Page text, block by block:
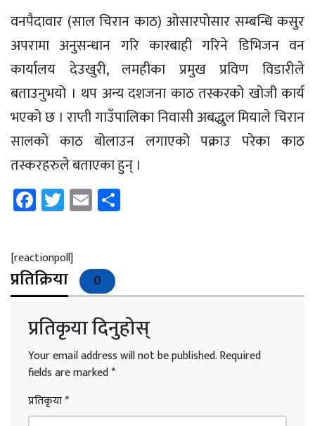
वनपैदावार (साल चिरान काठ) ओसारपोसार सम्बन्धि कसुर
अपरामा अनुसन्धान गरि कारबाही गरिने डिभिजन वन
कार्यालय देउखुरी, लमहीका प्रमुख प्रविण विडारीले
बताउनुभयो । थप अन्य दशजना काठ तस्करको खोजी कार्य
भएको छ । राप्ती गाउँपालिका निवासी अबद्धुल मियाले चिरान
सालको काठ बोलाउन लगाएको पक्राउ परेका काठ
तस्करहरुले बताएका हुन् ।
Facebook
Twitter
Email
[reactionpoll]
प्रतिक्रिया 0
प्रतिकृया दिनुहोस्
Your email address will not be published.Required
fields are marked*
प्रतिकृया*